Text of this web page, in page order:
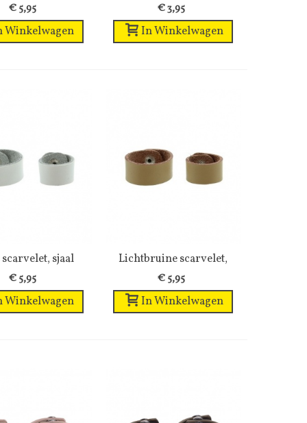
€ 5,95
Winkelwagen
strass...
€ 3,95
In Winkelwagen
Wenslijstsjaal
riem, van...
€ 5,95
Winkelwagen
Wenslijst
Lichtbruine scarvelet,
sjaal...
€ 5,95
In Winkelwagen